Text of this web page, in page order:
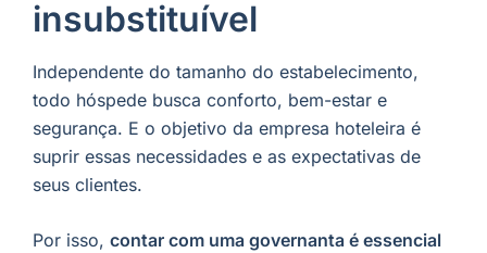
insubstituível
Independente do tamanho do estabelecimento,
todo hóspede busca conforto, bem-estar e
segurança. E o objetivo da empresa hoteleira é
suprir essas necessidades e as expectativas de
seus clientes.
Por isso, contar com uma governanta é essencial